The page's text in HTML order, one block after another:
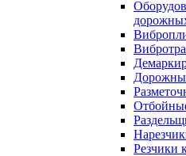
Резчики